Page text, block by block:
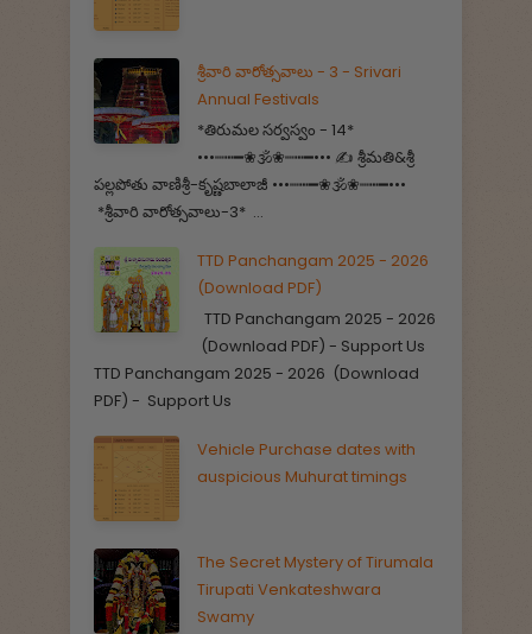
శ్రీవారి వారోత్సవాలు - 3 - Srivari
Annual Festivals
*తిరుమల సర్వస్వం - 14*
•••┉┅━❀🕉️❀┉┅━••• ✍️ శ్రీమతి&శ్రీ
పల్లపోతు వాణిశ్రీ-కృష్ణబాలాజీ •••┉┅━❀🕉️❀┉┅━•••
*శ్రీవారి వారోత్సవాలు-3* ...
TTD Panchangam 2025 - 2026
(Download PDF)
TTD Panchangam 2025 - 2026
(Download PDF) - Support Us
TTD Panchangam 2025 - 2026 (Download
PDF) - Support Us
Vehicle Purchase dates with
auspicious Muhurat timings
The Secret Mystery of Tirumala
Tirupati Venkateshwara
Swamy